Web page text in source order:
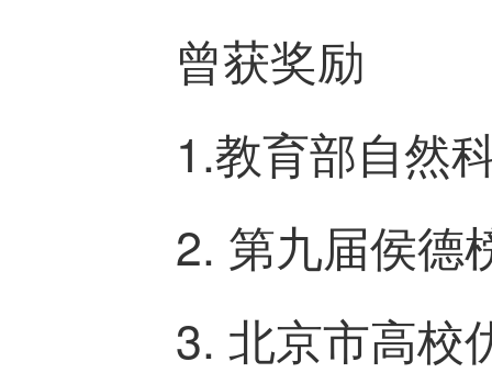
曾获奖励
1.教育部自然
2. 第九届侯德
3. 北京市高校